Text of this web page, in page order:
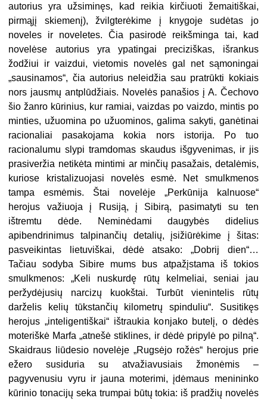
autorius yra užsiminęs, kad reikia kirčiuoti žemaitiškai,
pirmąjį skiemenį), žvilgterėkime į kny­goje sudėtas jo
noveles ir noveletes. Čia pasirodė reikšminga tai, kad
novelėse autorius yra ypatingai preciziškas, išrankus
žodžiui ir vaizdui, vie­tomis novelės gal net sąmoningai
„sausinamos“, čia autorius neleidžia sau pratrūkti kokiais
nors jausmų antplūdžiais. Novelės panašios į A. Čechovo
šio žanro kūrinius, kur ramiai, vaizdas po vaizdo, mintis po
min­ties, užuomina po užuominos, galima sakyti, ganėtinai
racionaliai pasa­kojama kokia nors istorija. Po tuo
racionalumu slypi tramdomas skau­dus išgyvenimas, ir jis
prasiveržia netikėta mintimi ar minčių pasažais, detalėmis,
kuriose kristalizuojasi novelės esmė. Net smulkmenos
tampa esmėmis. Štai novelėje „Perkūnija kalnuose“
herojus važiuoja į Ru­siją, į Sibirą, pasimatyti su ten
ištremtu dėde. Neminėdami daugybės didelius
apibendrinimus talpinančių detalių, įsižiūrėkime į šitas:
pasveikintas lietuviškai, dėdė atsako: „Dobrij dien“…
Tačiau sodyba Sibire mums bus atpažįstama iš tokios
smulkmenos: „Keli nuskurdę rūtų
kelmeliai, seniai jau
peržydėjusių narcizų kuokštai. Turbūt vienintelis rūtų
darželis kelių tūkstančių kilometrų spinduliu“. Susitikęs
herojus „inteligentiškai“ ištraukia konjako butelį, o dėdės
moteriškė Marfa „atnešė stiklines, ir dėdė pripylė po pilną“.
Skaidraus liūdesio novelėje „Rugsėjo rožės“ herojus prie
ežero susiduria su atvažiavusiais žmonėmis –
pagyvenusiu vyru ir jauna moterimi, įdėmaus menininko
kūrinio tonacijų seka trumpai būtų tokia: iš pradžių novelės